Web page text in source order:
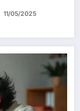
11/05/2025